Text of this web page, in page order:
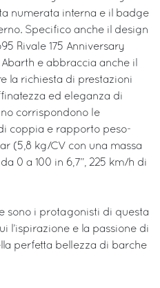
numerata interna e il badge
Specifico anche il design
Rivale 175 Anniversary
e abbraccia anche il
la richiesta di prestazioni
ed eleganza di
corrispondono le
coppia e rapporto peso-
(5,8 kg/CV con una massa
0 a 100 in 6,7”, 225 km/h di
sono i protagonisti di questa
l’ispirazione e la passione di
perfetta bellezza di barche